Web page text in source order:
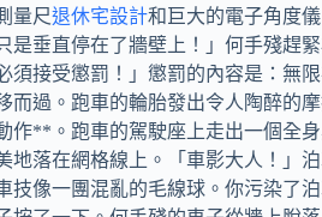
量尺退休宅設計和巨大的電子角度
是垂直停在了牆壁上！」何手殘趕
接受懲罰！」懲罰的內容是：無
而過。跑車的輪胎發出令人陶醉的
作**。跑車的駕駛座上走出一個全
地落在網格線上。「車影大人！」
技像一團混亂的毛線球。你污染